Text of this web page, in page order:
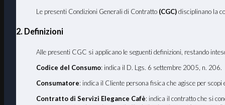
Le presenti Condizioni Generali di Contratto (CGC)disciplinano la
2. Definizioni
Alle presenti CGC si applicano le seguenti definizioni, restando
Codice del Consumo: indica il D. Lgs. 6 settembre 2005, n. 206.
Consumatore: indica il Cliente persona fisica che agisce per
Contratto di Servizi Elegance Cafè: indica il contratto che si